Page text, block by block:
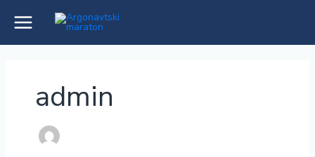
Main
admin